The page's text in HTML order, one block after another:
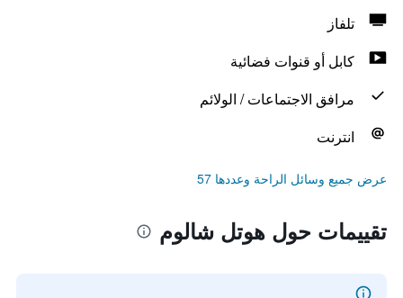
تلفاز
كابل أو قنوات فضائية
مرافق الاجتماعات / الولائم
انترنت
عرض جميع وسائل الراحة وعددها 57
تقييمات حول هوتل شالوم